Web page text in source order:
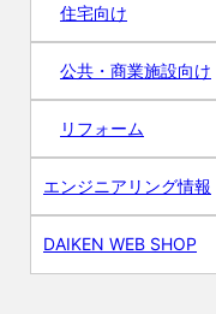
住宅向け
公共・商業施設向け
リフォーム
エンジニアリング情報
DAIKEN WEB SHOP